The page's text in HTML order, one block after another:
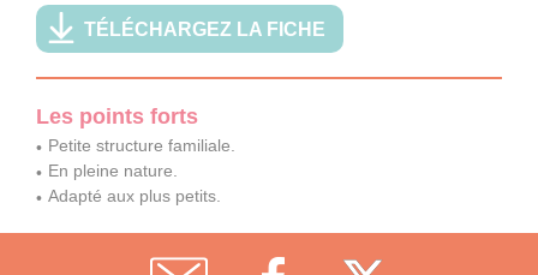
TÉLÉCHARGEZ LA FICHE
Les points forts
Petite structure familiale.
En pleine nature.
Adapté aux plus petits.